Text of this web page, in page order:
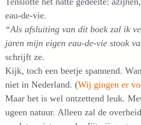
eau-de-vie.
“Als afsluiting van dit boek zal ik
jaren mijn eigen eau-de-vie stook
schrijft ze.
Kijk, toch een beetje spannend.
niet in Nederland. (Wij gingen er
Maar het is wel ontzettend leuk.
ugeen natuur. Alleen zal de